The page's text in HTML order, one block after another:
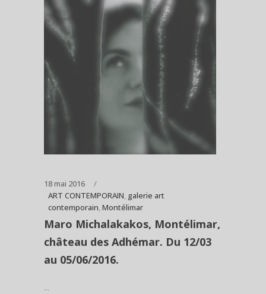
18 mai 2016
ART CONTEMPORAIN, galerie art
contemporain,Montélimar
Maro Michalakakos, Montélimar,
château des Adhémar. Du 12/03
au 05/06/2016.
...